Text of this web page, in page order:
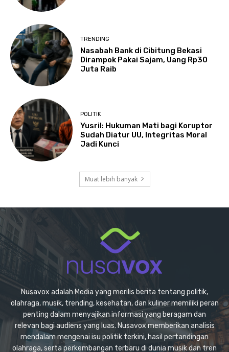
TRENDING
Nasabah Bank di Cibitung Bekasi
Dirampok Pakai Sajam, Uang Rp30
Juta Raib
POLITIK
Yusril: Hukuman Mati bagi Koruptor
Sudah Diatur UU, Integritas Moral
Jadi Kunci
Muat lebih banyak
Nusavox adalah Media yang merilis berita tentang politik,
olahraga, musik, trending, kesehatan, dan kuliner memiliki peran
penting dalam menyajikan informasi yang beragam dan
relevan bagi audiens yang luas. Nusavox memberikan analisis
mendalam mengenai isu politik terkini, hasil pertandingan
olahraga, serta perkembangan terbaru di dunia musik dan tren